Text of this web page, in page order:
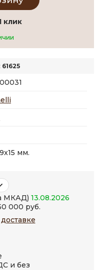
61625
мм.
клик
МКАД) 13.08.2026
000 руб.
и без